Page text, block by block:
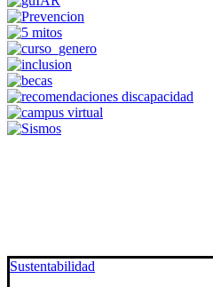
Sustentabilidad